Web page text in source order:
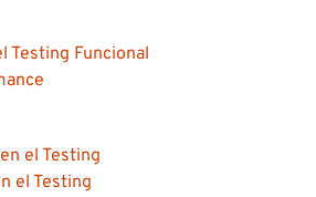
Testing Funcional
el Testing
el Testing